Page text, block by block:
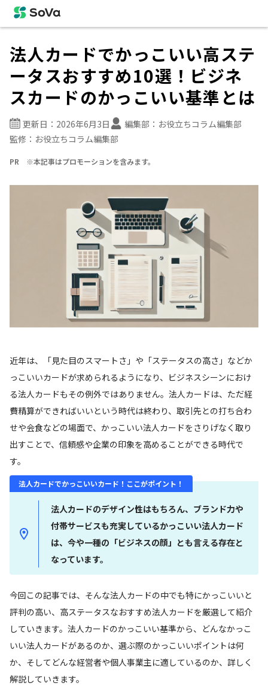
法人カードでかっこいい高ステ
ータスおすすめ10選！ビジネ
スカードのかっこいい基準とは
更新日： 2026年6月3日 編集部： お役立ちコラム編集部
監修： お役立ちコラム編集部
PR ※本記事はプロモーションを含みます。
近年は、「見た目のスマートさ」や「ステータスの高さ」などか
っこいいカードが求められるようになり、ビジネスシーンにおけ
る法人カードもその例外ではありません。法人カードは、ただ経
費精算ができればいいという時代は終わり、取引先との打ち合わ
せや会食などの場面で、かっこいい法人カードをさりげなく取り
出すことで、信頼感や企業の印象を高めることができる時代で
す。
法人カードでかっこいいカード！ここがポイント！
法人カードのデザイン性はもちろん、ブランド力や
付帯サービスも充実しているかっこいい法人カード
は、今や一種の「ビジネスの顔」とも言える存在と
なっています。
今回この記事では、そんな法人カードの中でも特にかっこいいと
評判の高い、高ステータスなおすすめ法人カードを厳選して紹介
していきます。法人カードのかっこいい基準から、どんなかっこ
いい法人カードがあるのか、選ぶ際のかっこいいポイントは何
か、そしてどんな経営者や個人事業主に適しているのか、詳しく
解説していきます。